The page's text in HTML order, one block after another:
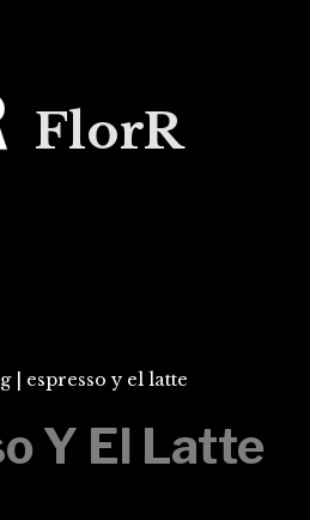
FlorR
| espresso y el latte
Y El Latte